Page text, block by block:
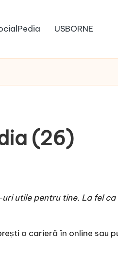
USBORNE
(26)
utile pentru tine. La fel
o carieră în online sau